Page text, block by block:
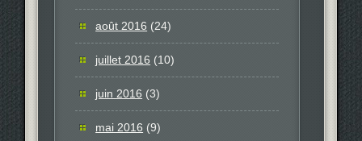
août 2016 (24)
juillet 2016 (10)
juin 2016 (3)
mai 2016 (9)